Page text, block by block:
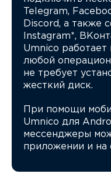
Telegram,
Discord, а также
Instagram*,
Umnico
любой
не требует
жесткий диск.
При помощи
Umnico для
мессенджеры
приложении и на